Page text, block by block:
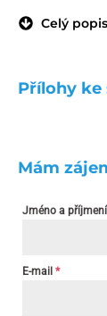
Celý popis
Přílohy ke
Mám
Jméno a příjmení
E-mail *